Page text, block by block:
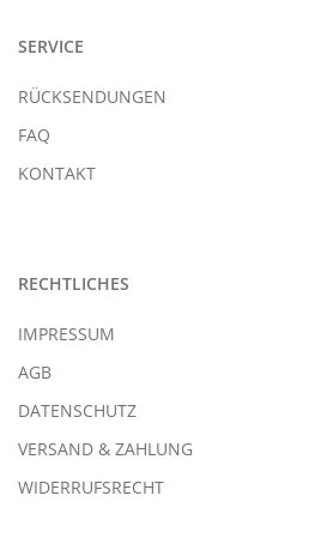
SERVICE
RÜCKSENDUNGEN
FAQ
KONTAKT
RECHTLICHES
IMPRESSUM
AGB
DATENSCHUTZ
VERSAND & ZAHLUNG
WIDERRUFSRECHT